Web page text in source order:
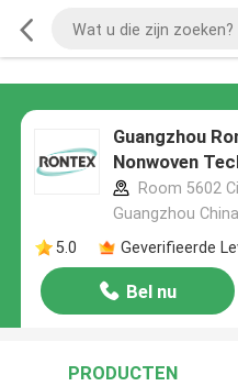
Guangzhou
Nonwoven
Room 5602
Guangzhou
5.0
Geverifieerde
Bel nu
PRODUCTEN